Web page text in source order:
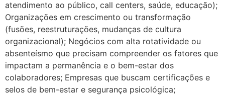
atendimento ao público, call centers, saúde, educação);
Organizações em crescimento ou transformação
(fusões, reestruturações, mudanças de cultura
organizacional); Negócios com alta rotatividade ou
absenteísmo que precisam compreender os fatores que
impactam a permanência e o bem-estar dos
colaboradores; Empresas que buscam certificações e
selos de bem-estar e segurança psicológica;